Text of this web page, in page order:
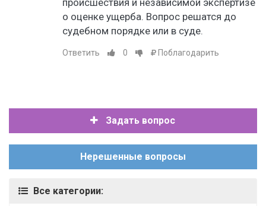
происшествия и независимой экспертизе
о оценке ущерба. Вопрос решатся до
судебном порядке или в суде.
Ответить 0 Поблагодарить
Задать вопрос
Нерешенные вопросы
Все категории: